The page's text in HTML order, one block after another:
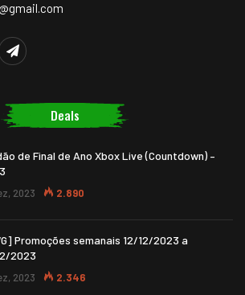
Deals
de Final de Ano Xbox Live (Countdown) –
2023 2.890
Promoções semanais 12/12/2023 a
2023
2023 2.346